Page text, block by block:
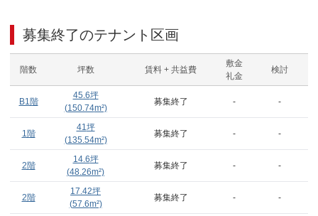
募集終了のテナント区画
階数 坪数 賃料 + 共益費
敷金
礼金
検討
B1階
45.6坪
(150.74m²)
募集終了 - -
1階
41坪
(135.54m²)
募集終了 - -
2階
14.6坪
(48.26m²)
募集終了 - -
2階
17.42坪
(57.6m²)
募集終了 - -